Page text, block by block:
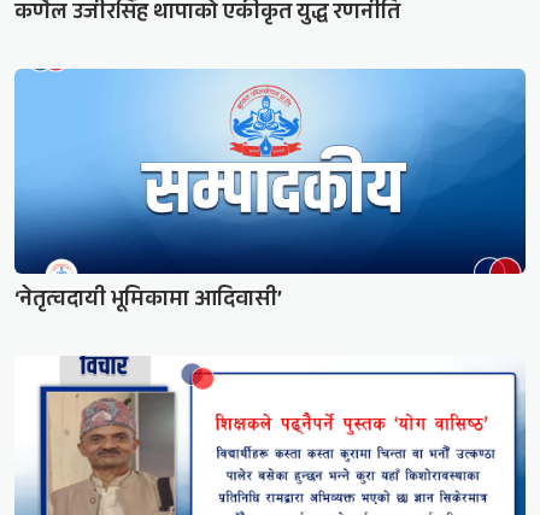
कर्णेल उजीरसिंह थापाको एकीकृत युद्ध रणनीति
‘नेतृत्वदायी भूमिकामा आदिवासी’